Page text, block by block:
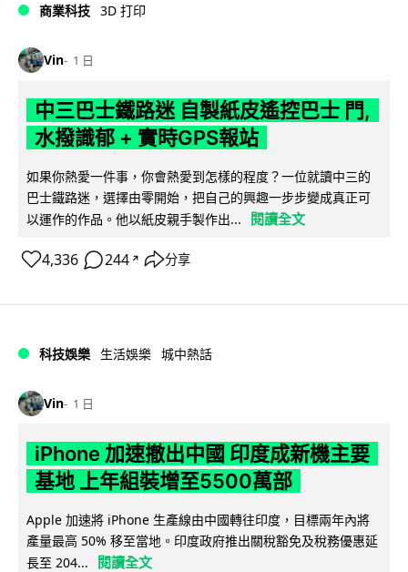
商業科技 3D 打印
Vin 1 日
中三巴士鐵路迷 自製紙皮遙控巴士 門,
水撥識郁 + 實時GPS報站
如果你熱愛一件事，你會熱愛到怎樣的程度？一位就讀中三的
巴士鐵路迷，選擇由零開始，把自己的興趣一步步變成真正可
以運作的作品。他以紙皮親手製作出...
閱讀全文
4,336 244 ↗ 分享
科技娛樂 生活娛樂 城中熱話
Vin 1 日
iPhone 加速撤出中國 印度成新機主要
基地 上年組裝增至5500萬部
Apple 加速將 iPhone 生產線由中國轉往印度，目標兩年內將
產量最高 50% 移至當地。印度政府推出關稅豁免及稅務優惠延
長至 204...
閱讀全文